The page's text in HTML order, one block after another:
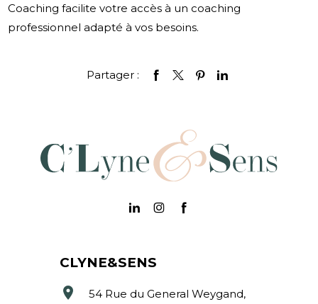
Coaching facilite votre accès à un coaching
professionnel adapté à vos besoins.
Partager :
CLYNE&SENS
location_on 54 Rue du General Weygand,